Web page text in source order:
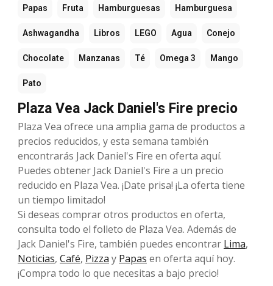
Papas Fruta Hamburguesas Hamburguesa
Ashwagandha Libros LEGO Agua Conejo
Chocolate Manzanas Té Omega 3 Mango
Pato
Plaza Vea Jack Daniel's Fire precio
Plaza Vea ofrece una amplia gama de productos a
precios reducidos, y esta semana también
encontrarás Jack Daniel's Fire en oferta aquí.
Puedes obtener Jack Daniel's Fire a un precio
reducido en Plaza Vea. ¡Date prisa! ¡La oferta tiene
un tiempo limitado!
Si deseas comprar otros productos en oferta,
consulta todo el folleto de Plaza Vea. Además de
Jack Daniel's Fire, también puedes encontrar Lima,
Noticias, Café, Pizza y Papas en oferta aquí hoy.
¡Compra todo lo que necesitas a bajo precio!